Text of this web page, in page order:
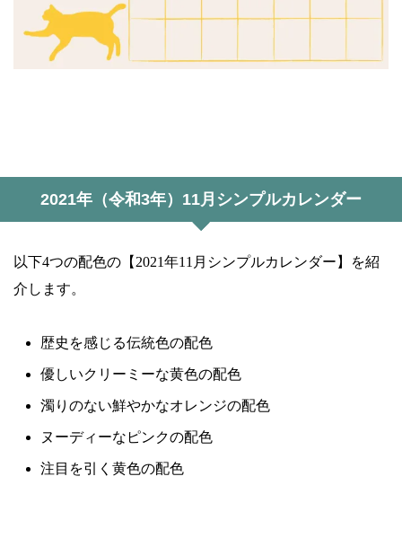
2021年（令和3年）11月シンプルカレンダー
以下4つの配色の【2021年11月シンプルカレンダー】を紹
介します。
歴史を感じる伝統色の配色
優しいクリーミーな黄色の配色
濁りのない鮮やかなオレンジの配色
ヌーディーなピンクの配色
注目を引く黄色の配色